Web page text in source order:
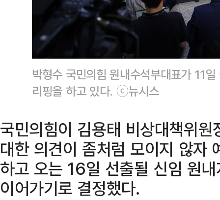
박형수 국민의힘 원내수석부대표가 11
리핑을 하고 있다. ⓒ뉴시스
국민의힘이 김용태 비상대책위
대한 의견이 좀처럼 모이지 않자
하고 오는 16일 선출될 신임 원
이어가기로 결정했다.